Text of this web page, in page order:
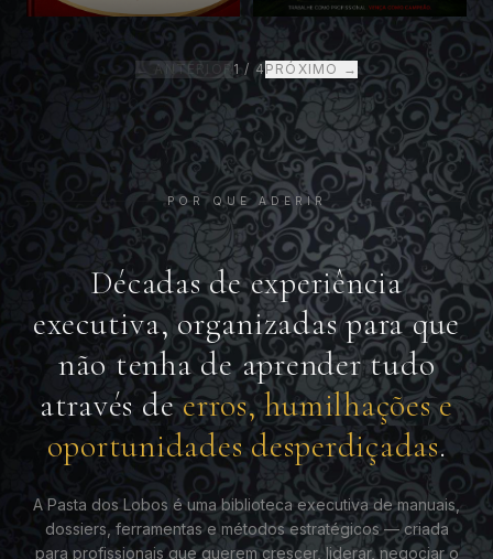
← ANTERIOR1 /4PRÓXIMO →
POR QUE ADERIR
Décadas de experiência
executiva, organizadas para que
não tenha de aprender tudo
através deerros, humilhações e
oportunidades desperdiçadas.
A Pasta dos Lobos é uma biblioteca executiva de manuais,
dossiers, ferramentas e métodos estratégicos — criada
para profissionais que querem crescer, liderar, negociar o